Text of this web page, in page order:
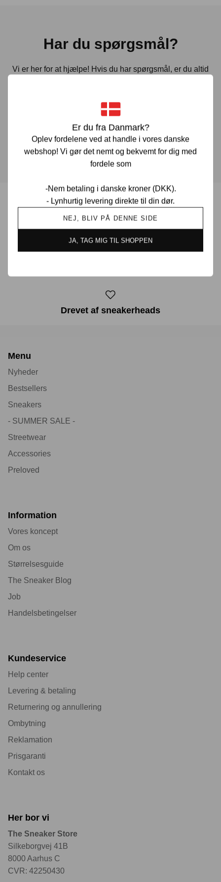
Er du fra Danmark?
Oplev fordelene ved at handle i vores danske
webshop! Vi gør det nemt og bekvemt for dig med
fordele som
-Nem betaling i danske kroner (DKK).
- Lynhurtig levering direkte til din dør.
NEJ, BLIV PÅ DENNE SIDE
JA, TAG MIG TIL SHOPPEN
Har du spørgsmål?
Vi er her for at hjælpe! Hvis du har spørgsmål, er du altid
muligt.
KONTAKT OS
Prisgaranti i Danmark
Drevet af sneakerheads
Menu
Nyheder
Bestsellers
Sneakers
- SUMMER SALE -
Streetwear
Accessories
Preloved
Information
Vores koncept
Om os
Størrelsesguide
The Sneaker Blog
Job
Handelsbetingelser
Kundeservice
Help center
Levering & betaling
Returnering og annullering
Ombytning
Reklamation
Prisgaranti
Kontakt os
Her bor vi
The Sneaker Store
Silkeborgvej 41B
8000 Aarhus C
CVR: 42250430